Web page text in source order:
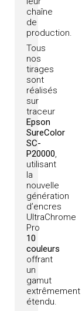
chaîne
de
production.
Tous
nos
tirages
sont
réalisés
sur
traceur
Epson
SureColor
SC-
P20000,
utilisant
la
nouvelle
génération
d’encres
UltraChrome
Pro
10
couleurs
offrant
un
gamut
extrêmement
étendu.